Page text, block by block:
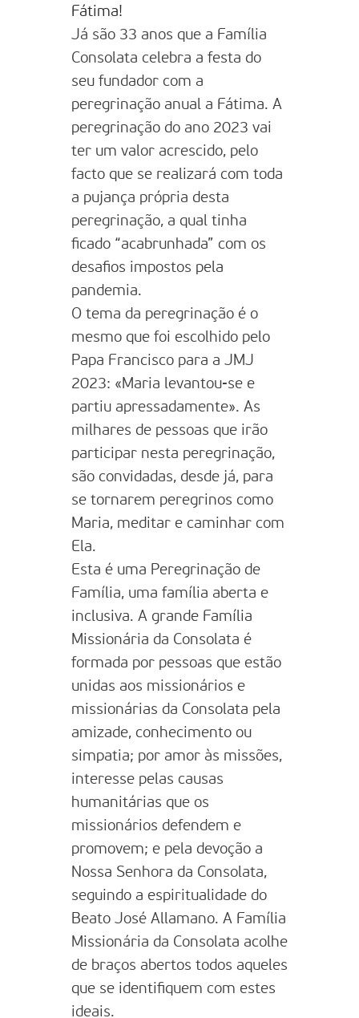
Fátima!
Já são 33 anos que a Família
Consolata celebra a festa do
seu fundador com a
peregrinação anual a Fátima. A
peregrinação do ano 2023 vai
ter um valor acrescido, pelo
facto que se realizará com toda
a pujança própria desta
peregrinação, a qual tinha
ficado “acabrunhada” com os
desafios impostos pela
pandemia.
O tema da peregrinação é o
mesmo que foi escolhido pelo
Papa Francisco para a JMJ
2023: «Maria levantou-se e
partiu apressadamente». As
milhares de pessoas que irão
participar nesta peregrinação,
são convidadas, desde já, para
se tornarem peregrinos como
Maria, meditar e caminhar com
Ela.
Esta é uma Peregrinação de
Família, uma família aberta e
inclusiva. A grande Família
Missionária da Consolata é
formada por pessoas que estão
unidas aos missionários e
missionárias da Consolata pela
amizade, conhecimento ou
simpatia; por amor às missões,
interesse pelas causas
humanitárias que os
missionários defendem e
promovem; e pela devoção a
Nossa Senhora da Consolata,
seguindo a espiritualidade do
Beato José Allamano. A Família
Missionária da Consolata acolhe
de braços abertos todos aqueles
que se identifiquem com estes
ideais.